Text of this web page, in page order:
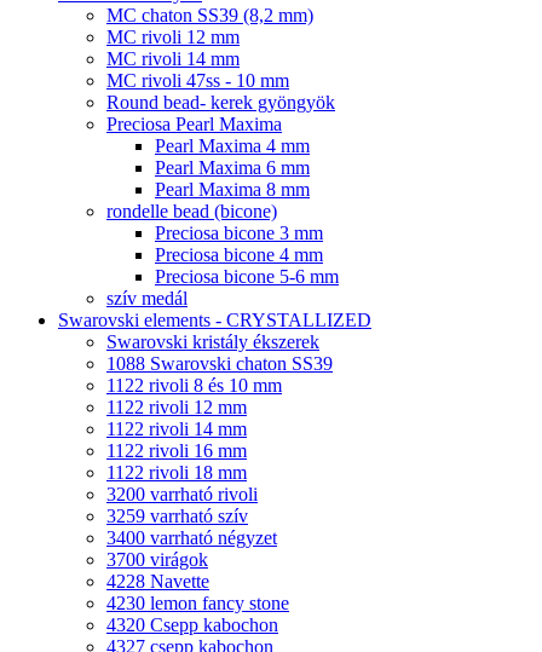
MC chaton SS39 (8,2 mm)
MC rivoli 12 mm
MC rivoli 14 mm
MC rivoli 47ss - 10 mm
Round bead- kerek gyöngyök
Preciosa Pearl Maxima
Pearl Maxima 4 mm
Pearl Maxima 6 mm
Pearl Maxima 8 mm
rondelle bead (bicone)
Preciosa bicone 3 mm
Preciosa bicone 4 mm
Preciosa bicone 5-6 mm
szív medál
Swarovski elements - CRYSTALLIZED
Swarovski kristály ékszerek
1088 Swarovski chaton SS39
1122 rivoli 8 és 10 mm
1122 rivoli 12 mm
1122 rivoli 14 mm
1122 rivoli 16 mm
1122 rivoli 18 mm
3200 varrható rivoli
3259 varrható szív
3400 varrható négyzet
3700 virágok
4228 Navette
4230 lemon fancy stone
4320 Csepp kabochon
4327 csepp kabochon